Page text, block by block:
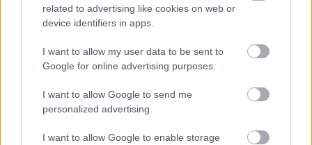
related to advertising like cookies on web or
device identifiers in apps.
I want to allow my user data to be sent to
Google for online advertising purposes.
I want to allow Google to send me
personalized advertising.
I want to allow Google to enable storage